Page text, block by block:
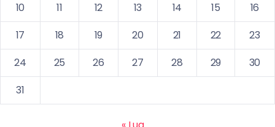
10
11 12 13 14 15
16
17
18 19 20 21 22
23
24
25 26 27 28 29
30
31